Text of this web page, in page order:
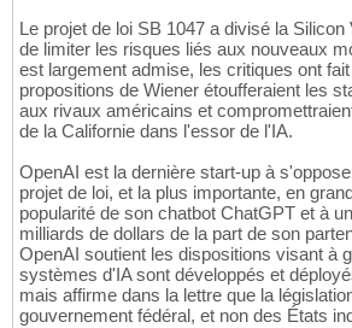
Le projet de loi SB 1047 a divisé la
de limiter les risques liés aux nouveaux
est largement admise, les critiques ont
propositions de Wiener étoufferaient les
aux rivaux américains et
de la Californie dans l'essor de l'IA.
OpenAI est la dernière start-up à
projet de loi, et la plus importante, en
popularité de son chatbot ChatGPT et à
milliards de dollars de la part de son
OpenAI soutient les dispositions visant à
systèmes d'IA sont développés et
mais affirme dans la lettre que la
gouvernement fédéral, et non des États